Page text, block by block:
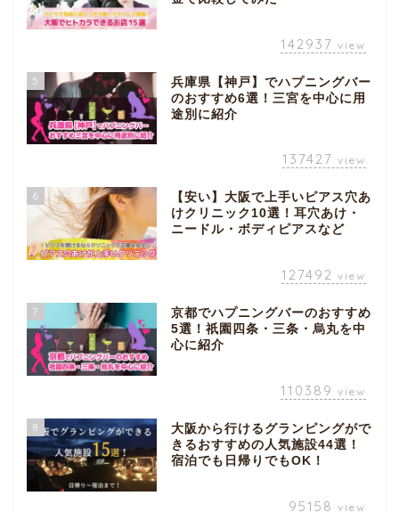
142937 view
5
兵庫県【神戸】でハプニングバー
のおすすめ6選！三宮を中心に用
途別に紹介
137427 view
6
【安い】大阪で上手いピアス穴あ
けクリニック10選！耳穴あけ・
ニードル・ボディピアスなど
127492 view
7
京都でハプニングバーのおすすめ
5選！祇園四条・三条・烏丸を中
心に紹介
110389 view
8
大阪から行けるグランピングがで
きるおすすめの人気施設44選！
宿泊でも日帰りでもOK！
95158 view